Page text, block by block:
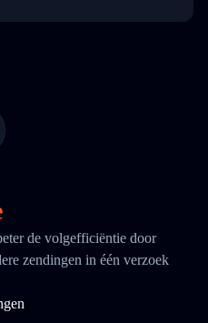
de volgefficiëntie door
zendingen in één verzoek